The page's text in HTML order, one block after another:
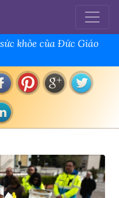
khỏe của Đức Giáo